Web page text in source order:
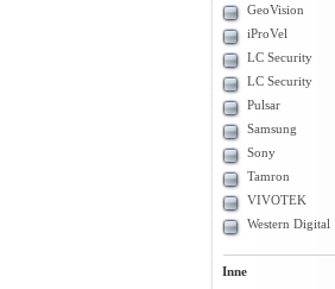
GeoVision
iProVel
LC Security
LC Security
Pulsar
Samsung
Sony
Tamron
VIVOTEK
Western Digital
Inne